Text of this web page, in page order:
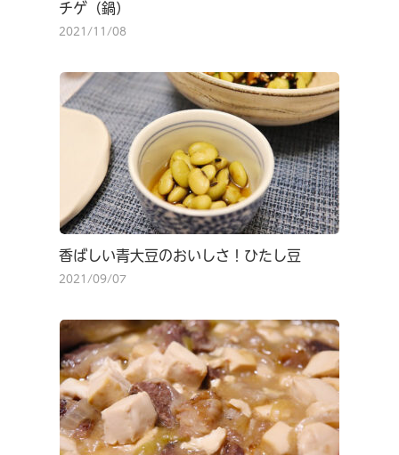
チゲ（鍋）
2021/11/08
香ばしい青大豆のおいしさ！ひたし豆
2021/09/07